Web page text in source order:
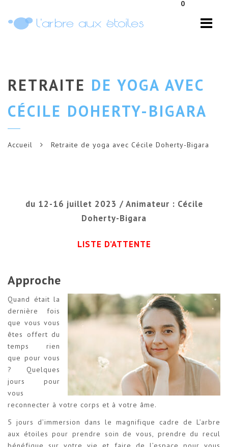
0
RETRAITE DE YOGA AVEC
CÉCILE DOHERTY-BIGARA
Accueil Retraite de yoga avec Cécile Doherty-Bigara
du 12-16 juillet 2023 / Animateur : Cécile
Doherty-Bigara
LISTE D’ATTENTE
Approche
Quand était la
dernière fois
que vous vous
êtes offert du
temps rien
que pour vous
? Quelques
jours pour
vous
reconnecter à votre corps et à votre âme.
5 jours d’immersion dans le magnifique cadre de L’arbre
aux étoiles pour prendre soin de vous, prendre du recul